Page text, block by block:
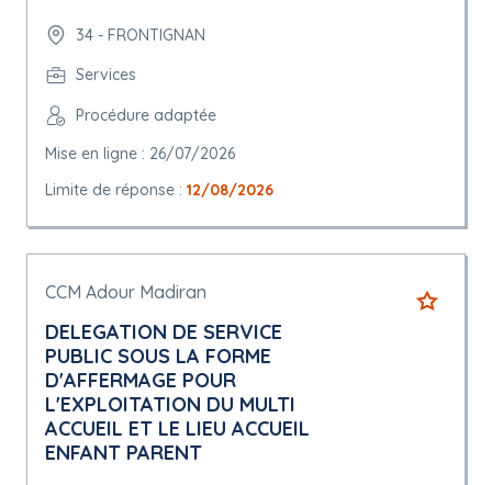
34 - FRONTIGNAN
Services
Procédure adaptée
Mise en ligne : 26/07/2026
Limite de réponse : 12/08/2026
CCM Adour Madiran
DELEGATION DE SERVICE
PUBLIC SOUS LA FORME
D'AFFERMAGE POUR
L'EXPLOITATION DU MULTI
ACCUEIL ET LE LIEU ACCUEIL
ENFANT PARENT